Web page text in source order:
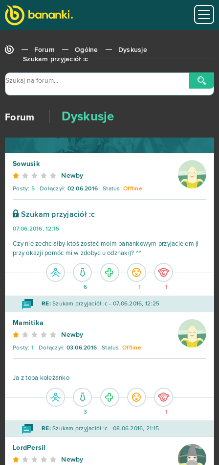
Forum Ogólne
Dyskusje
Szukam przyjaciół :c
Forum Dyskusje
Sowusik
Newby
Posty: 5 Dołączył: 02.06.2016 Status: Offline
Szukam przyjaciół :c
07.06.2016, 12:15
Czy nie zechciałby ktoś zostać moim banankowym przyjacielem (i
przy okazji pomóc mi w zdobyciu odznaki)? ^^
6 1 1
RE:Szukam przyjaciół :c - 07.06.2016, 12:25
Mamitika
Newby
Posty: 1 Dołączył: 03.06.2016 Status: Offline
Ja z tobą koleżanko
3 1
RE:Szukam przyjaciół :c - 08.06.2016, 21:15
LordPersil
Newby